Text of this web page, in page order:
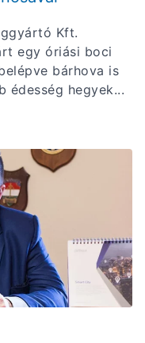
Kft.
egy óriási boci
bárhova is
édesség hegyek...